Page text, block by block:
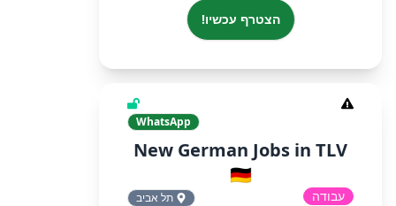
הצטרף עכשיו!
WhatsApp
New German Jobs in TLV
🇩🇪
עבודה תל אביב